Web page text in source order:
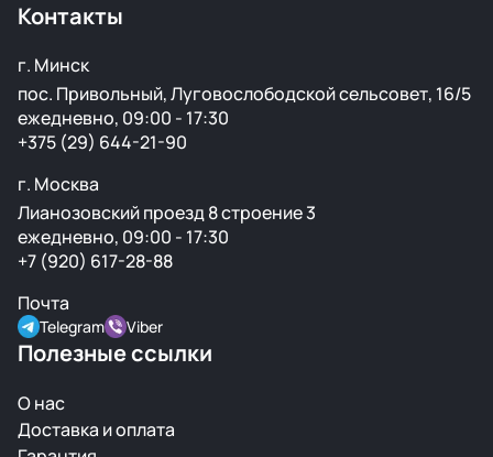
Контакты
г. Минск
пос. Привольный, Луговослободской сельсовет, 16/5
ежедневно, 09:00 - 17:30
+375 (29) 644-21-90
г. Москва
Лианозовский проезд 8 строение 3
ежедневно, 09:00 - 17:30
+7 (920) 617-28-88
Почта
Telegram Viber
Полезные ссылки
О нас
Доставка и оплата